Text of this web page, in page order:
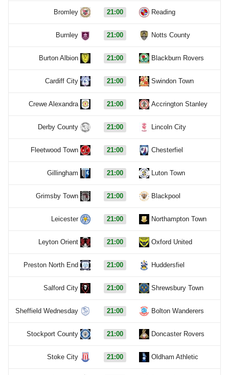
Bromley 21:00 Reading
Burnley 21:00 Notts County
Burton Albion 21:00 Blackburn Rovers
Cardiff City 21:00 Swindon Town
Crewe Alexandra 21:00 Accrington Stanley
Derby County 21:00 Lincoln City
Fleetwood Town 21:00 Chesterfiel
Gillingham 21:00 Luton Town
Grimsby Town 21:00 Blackpool
Leicester 21:00 Northampton Town
Leyton Orient 21:00 Oxford United
Preston North End 21:00 Huddersfiel
Salford City 21:00 Shrewsbury Town
Sheffield Wednesday 21:00 Bolton Wanderers
Stockport County 21:00 Doncaster Rovers
Stoke City 21:00 Oldham Athletic